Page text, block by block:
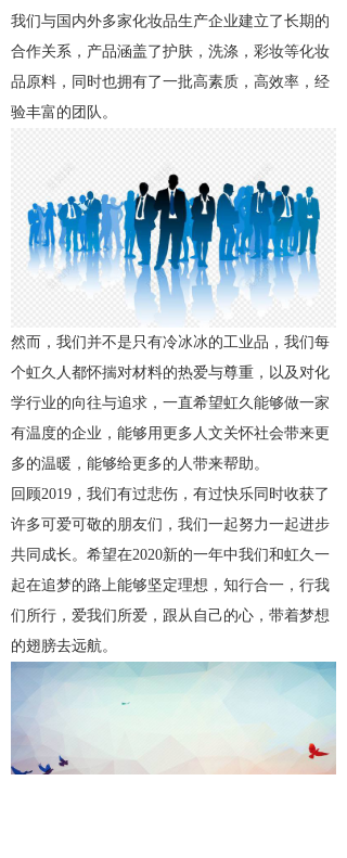
我们与国内外多家化妆品生产企业建立了长期的
合作关系，产品涵盖了护肤，洗涤，彩妆等化妆
品原料，同时也拥有了一批高素质，高效率，经
验丰富的团队。
然而，我们并不是只有冷冰冰的工业品，我们每
个虹久人都怀揣对材料的热爱与尊重，以及对化
学行业的向往与追求，一直希望虹久能够做一家
有温度的企业，能够用更多人文关怀社会带来更
多的温暖，能够给更多的人带来帮助。
回顾2019，我们有过悲伤，有过快乐同时收获了
许多可爱可敬的朋友们，我们一起努力一起进步
共同成长。希望在2020新的一年中我们和虹久一
起在追梦的路上能够坚定理想，知行合一，行我
们所行，爱我们所爱，跟从自己的心，带着梦想
的翅膀去远航。